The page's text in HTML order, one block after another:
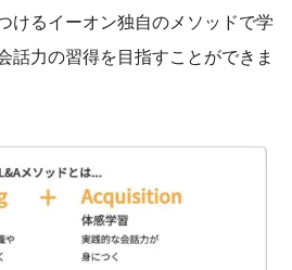
けるイーオン独自のメソッドで学
話力の習得を目指すことができま